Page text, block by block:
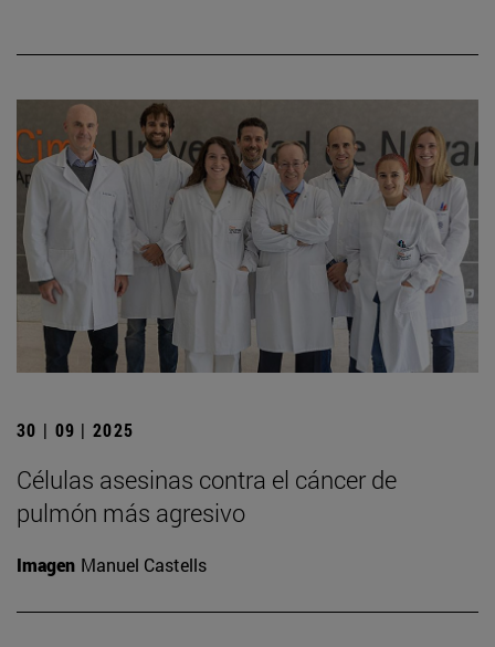
30 | 09 | 2025
Células asesinas contra el cáncer de
pulmón más agresivo
Imagen Manuel Castells